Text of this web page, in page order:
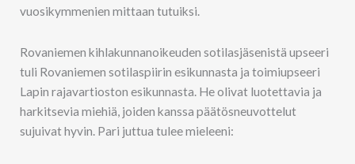
vuosikymmenien mittaan tutuiksi.
Rovaniemen kihlakunnanoikeuden sotilasjäsenistä upseeri
tuli Rovaniemen sotilaspiirin esikunnasta ja toimiupseeri
Lapin rajavartioston esikunnasta. He olivat luotettavia ja
harkitsevia miehiä, joiden kanssa päätösneuvottelut
sujuivat hyvin. Pari juttua tulee mieleeni: